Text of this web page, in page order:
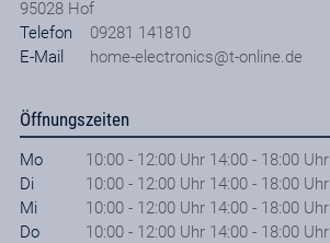
95028 Hof
Telefon
09281 141810
E-Mail
home-electronics@t-online.de
Öffnungszeiten
Mo
10:00 - 12:00 Uhr 14:00 - 18:00 Uhr
Di
10:00 - 12:00 Uhr 14:00 - 18:00 Uhr
Mi
10:00 - 12:00 Uhr 14:00 - 18:00 Uhr
Do
10:00 - 12:00 Uhr 14:00 - 18:00 Uhr